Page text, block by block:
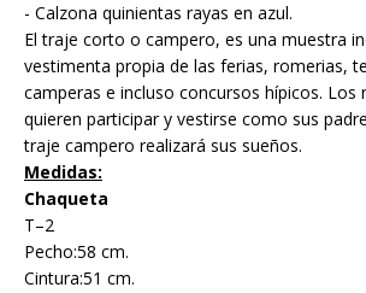
- Calzona quinientas rayas en azul.
El traje corto o campero, es una muestra
vestimenta propia de las ferias, romerias,
camperas e incluso concursos hípicos. Los
quieren participar y vestirse como sus
traje campero realizará sus sueños.
Medidas:
Chaqueta
T–2
Pecho:58 cm.
Cintura:51 cm.